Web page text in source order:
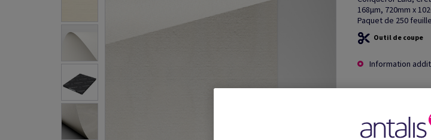
168µm, 720mm x
Paquet de 250
Outil de coupe
Information